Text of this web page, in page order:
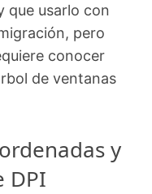
que usarlo con
pero
conocer
de ventanas
y
DPI